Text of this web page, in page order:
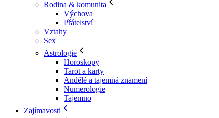
Rodina & komunita
Výchova
Přátelství
Vztahy
Sex
Astrologie
Horoskopy
Tarot a karty
Andělé a tajemná znamení
Numerologie
Tajemno
Zajímavosti